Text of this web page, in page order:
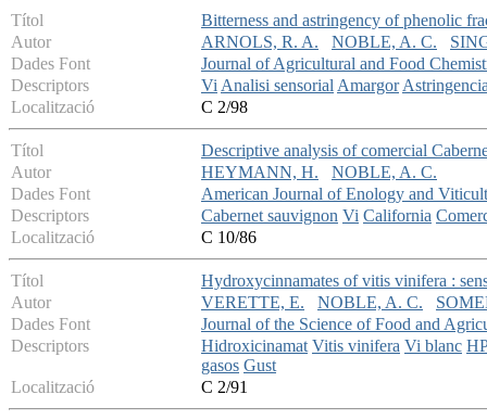
Títol
Bitterness and astringency of phenolic
Autor
ARNOLS, R. A. NOBLE, A. C.
Dades Font
Journal of Agricultural and Food
Descriptors
ViAnalisi sensorialAmargor
Localització
C 2/98
Títol
Descriptive analysis of comercial
Autor
HEYMANN, H.
NOBLE, A. C.
Dades Font
American Journal of Enology and
Descriptors
Cabernet sauvignon Vi California
Localització
C 10/86
Títol
Hydroxycinnamates of vitis vinifera :
Autor
VERETTE, E. NOBLE, A. C.
Dades Font
Journal of the Science of Food and
Descriptors
Hidroxicinamat Vitis vinifera Vi blanc
gasos Gust
Localització
C 2/91